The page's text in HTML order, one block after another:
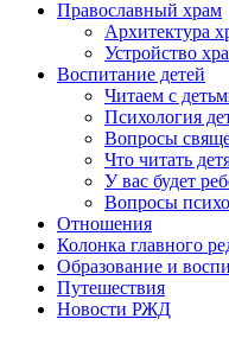
Православный храм
Архитектура
Устройство
Воспитание детей
Читаем с
Психология
Вопросы
Что читать
У вас будет
Вопросы
Отношения
Колонка главного
Образование и
Путешествия
Новости РЖД